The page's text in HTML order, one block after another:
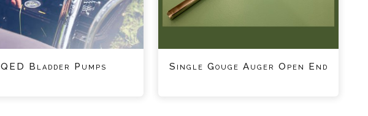
QED Bladder Pumps Single Gouge Auger Open End